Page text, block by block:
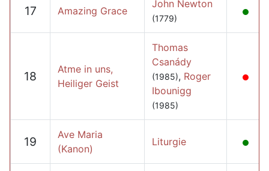
17 Amazing Grace
John Newton
(1779)
18
Atme in uns,
Heiliger Geist
Thomas
Csanády
(1985), Roger
Ibounigg
(1985)
19
Ave Maria
(Kanon)
Liturgie